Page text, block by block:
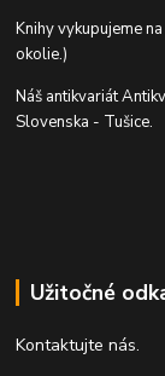
Knihy vykupujeme
okolie.)
Náš antikvariát
Slovenska - Tušice.
Užitočné
Kontaktujte nás.